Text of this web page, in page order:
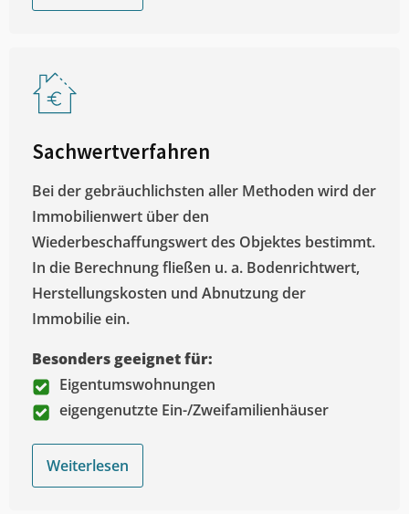
Sachwertverfahren
Bei der gebräuchlichsten aller Methoden wird der
Immobilienwert über den
Wiederbeschaffungswert des Objektes bestimmt.
In die Berechnung fließen u. a. Bodenrichtwert,
Herstellungskosten und Abnutzung der
Immobilie ein.
Besonders geeignet für:
Eigentumswohnungen
eigengenutzte Ein-/Zweifamilienhäuser
Weiterlesen